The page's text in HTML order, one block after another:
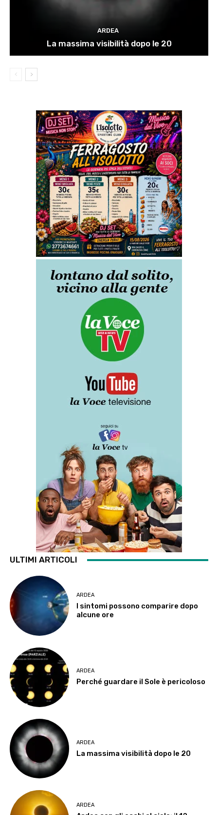
ARDEA
La massima visibilità dopo le 20
ULTIMI ARTICOLI
ARDEA
I sintomi possono comparire dopo
alcune ore
ARDEA
Perché guardare il Sole è pericoloso
ARDEA
La massima visibilità dopo le 20
ARDEA